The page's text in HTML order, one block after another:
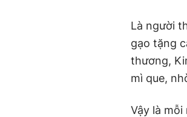
Là người
gạo tặng
thương,
mì que,
Vậy là